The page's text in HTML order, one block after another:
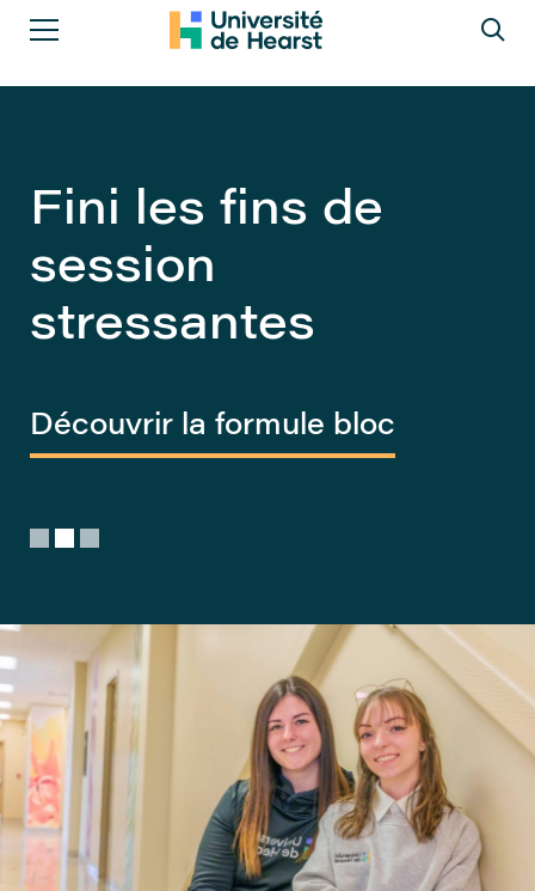
Nous sommes
l’université du
Nord.
Découvrir nos programmes
Fini les fins de
session
stressantes
Découvrir la formule bloc
Des bourses pour
tous
automatiques